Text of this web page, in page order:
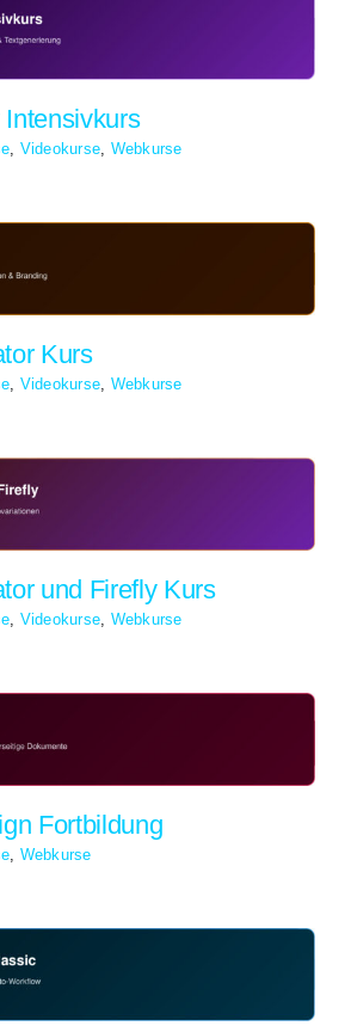
, Videokurse, Webkurse
Kurs
Videokurse Webkurse
und Firefly Kurs
, Videokurse, Webkurse
Fortbildung
Webkurse